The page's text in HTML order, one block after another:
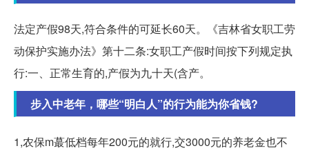
法定产假98天,符合条件的可延长60天。《吉林省女职工劳
动保护实施办法》第十二条:女职工产假时间按下列规定执
行:一、正常生育的,产假为九十天(含产。
步入中老年，哪些“明白人”的行为能为你省钱?
1,农保m蕞低档每年200元的就行,交3000元的养老金也不